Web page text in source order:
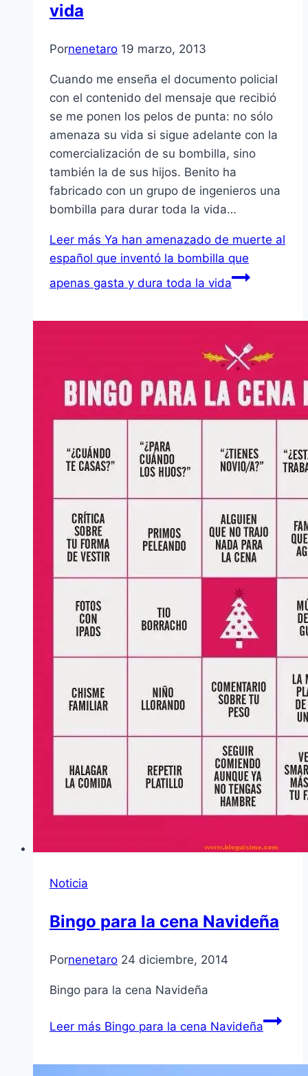
vida
Pornenetaro 19 marzo, 2013
Cuando me enseña el documento policial
con el contenido del mensaje que recibió
se me ponen los pelos de punta: no sólo
amenaza su vida si sigue adelante con la
comercialización de su bombilla, sino
también la de sus hijos. Benito ha
fabricado con un grupo de ingenieros una
bombilla para durar toda la vida…
Leer más Ya han amenazado de muerte al
español que inventó la bombilla que
apenas gasta y dura toda la vida
Noticia
Bingo para la cena Navideña
Pornenetaro 24 diciembre, 2014
Bingo para la cena Navideña
Leer más Bingo para la cena Navideña